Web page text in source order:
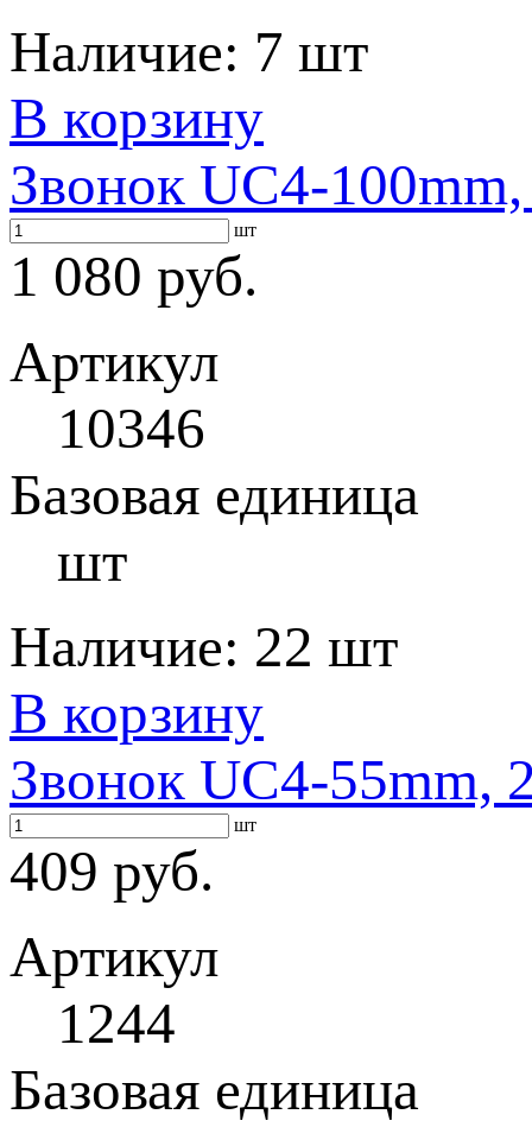
Наличие: 7 шт
В корзину
Звонок UC4-
шт
1 080 руб.
Артикул
10346
Базовая единица
шт
Наличие: 22 шт
В корзину
Звонок UC4-55mm,
шт
409 руб.
Артикул
1244
Базовая единица